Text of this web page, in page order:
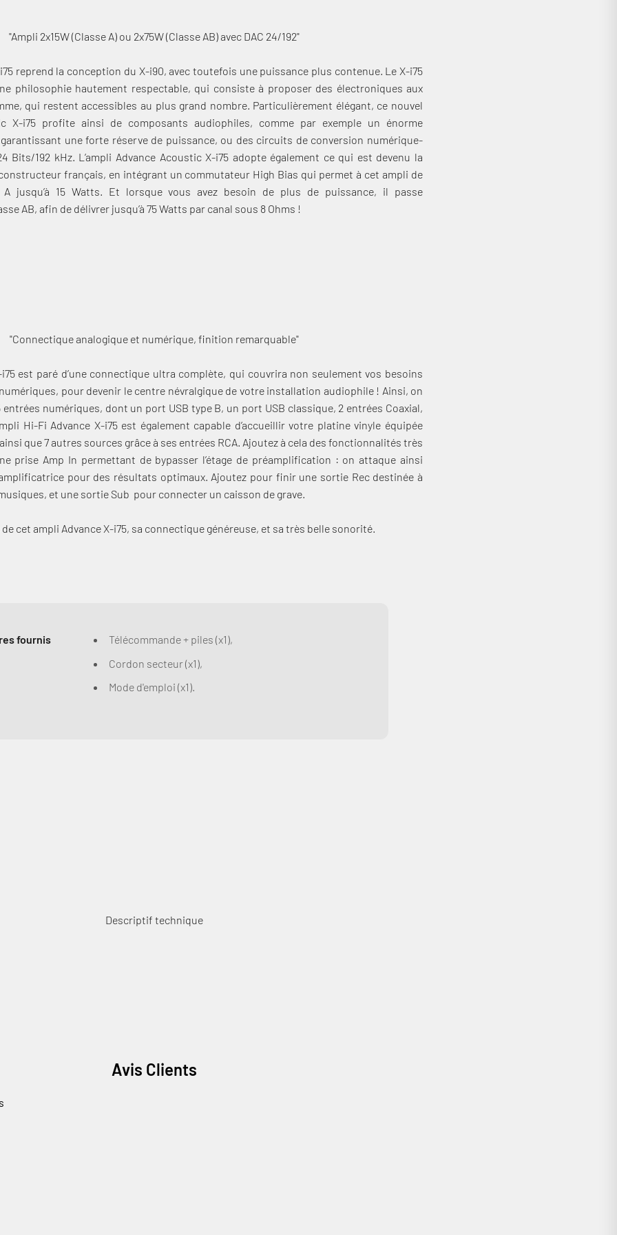
"Ampli 2x15W (Classe A) ou 2x75W (Classe AB) avec DAC 24/192"
i75 reprend la conception du X-i90, avec toutefois une puissance plus contenue. Le X-i75
philosophie hautement respectable, qui consiste à proposer des électroniques aux
qui restent accessibles au plus grand nombre. Particulièrement élégant, ce nouvel
X-i75 profite ainsi de composants audiophiles, comme par exemple un énorme
une forte réserve de puissance, ou des circuits de conversion numérique-
Bits/192 kHz. L’ampli Advance Acoustic X-i75 adopte également ce qui est devenu la
français, en intégrant un commutateur High Bias qui permet à cet ampli de
jusqu’à 15 Watts. Et lorsque vous avez besoin de plus de puissance, il passe
AB, afin de délivrer jusqu’à 75 Watts par canal sous 8 Ohms !
"Connectique analogique et numérique, finition remarquable"
i75 est paré d’une connectique ultra complète, qui couvrira non seulement vos besoins
pour devenir le centre névralgique de votre installation audiophile ! Ainsi, on
numériques, dont un port USB type B, un port USB classique, 2 entrées Coaxial,
Hi-Fi Advance X-i75 est également capable d’accueillir votre platine vinyle équipée
que 7 autres sources grâce à ses entrées RCA. Ajoutez à cela des fonctionnalités très
prise Amp In permettant de bypasser l’étage de préamplification : on attaque ainsi
pour des résultats optimaux. Ajoutez pour finir une sortie Rec destinée à
et une sortie Sub pour connecter un caisson de grave.
de cet ampli Advance X-i75, sa connectique généreuse, et sa très belle sonorité.
fournis
Télécommande + piles (x1),
Cordon secteur (x1),
Mode d'emploi (x1).
Descriptif technique
Avis Clients
requise
de souhaits et afficher vos articles précédemment